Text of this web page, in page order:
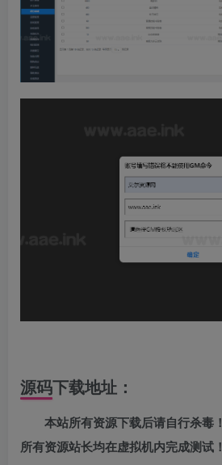
源码下载地址：
本站所有资源下载后请自行杀毒！
所有资源站长均在虚拟机内完成测试！